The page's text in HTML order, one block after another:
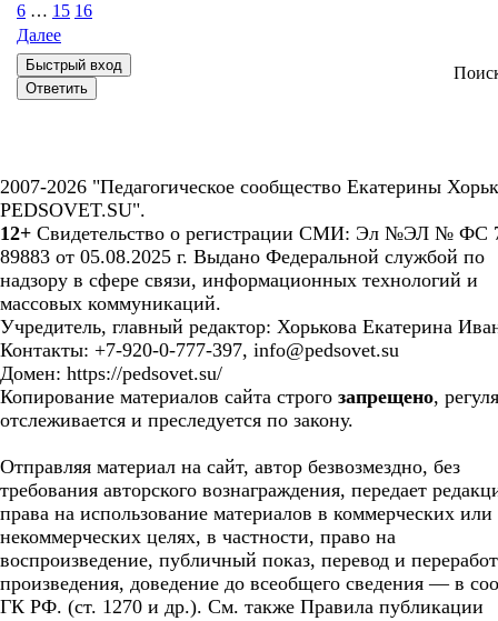
6 … 15 16
Далее
2007-2026 "Педагогическое сообщество Екатерины
PEDSOVET.SU".
12+ Свидетельство о регистрации СМИ: Эл №ЭЛ № ФС
89883 от 05.08.2025 г. Выдано Федеральной службой по
надзору в сфере связи, информационных технологий и
массовых коммуникаций.
Учредитель, главный редактор: Хорькова Екатерина
Контакты: +7-920-0-777-397, info@pedsovet.su
Домен: https://pedsovet.su/
Копирование материалов сайта строго запрещено,
отслеживается и преследуется по закону.
Отправляя материал на сайт, автор безвозмездно, без
требования авторского вознаграждения, передает
права на использование материалов в коммерческих или
некоммерческих целях, в частности, право на
воспроизведение, публичный показ, перевод и
произведения, доведение до всеобщего сведения — в
ГК РФ. (ст. 1270 и др.). См. также Правила публикации